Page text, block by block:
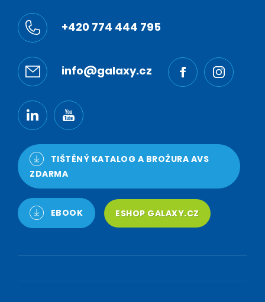
+420 774 444 795
info@galaxy.cz
TIŠTĚNÝ KATALOG A BROŽURA AVS
ZDARMA
EBOOK ESHOP GALAXY.CZ